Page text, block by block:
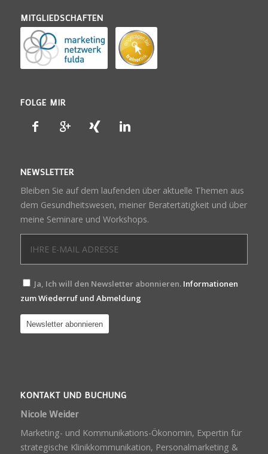
MITGLIEDSCHAFTEN
FOLGE MIR
NEWSLETTER
Bleiben Sie auf dem laufenden über aktuelle Themen aus
dem Gesundheitswesen, meiner Beratertätigkeit und über
meine Seminare und Workshops.
Ja, Ich will den Newsletter abonnieren. Informationen
zum Wiederruf und Abmeldung
KONTAKT UND BUCHUNG
Nicole Weider
Marketing- und Kommunikations-Ökonomin, Expertin für
strategische Klinikkommunikation, Personalmarketing &